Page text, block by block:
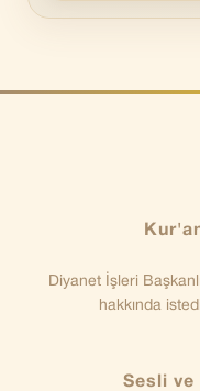
Diyanet İşleri
hakkında
Sesli ve